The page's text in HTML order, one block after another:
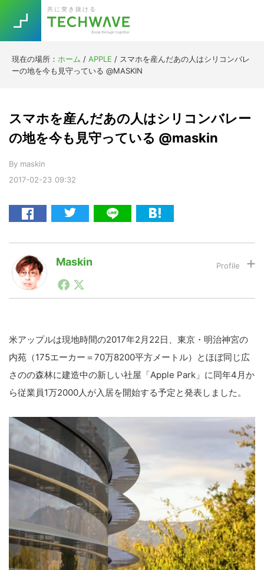
primary
navigation
main
content
primary
sidebar
footer
共に突き抜ける
現在の場所： ホーム / APPLE / スマホを産んだあの人はシリコンバレ
ーの地を今も見守っている @MASKIN
2017-02-23 09:32
スマホを産んだあの人はシリコンバレー
の地を今も見守っている @maskin
By maskin
Maskin
1990年代初頭から記者としてまた起業家としてITスタ
ートアップ業界のハードウェアからソフトウェアの事業
生から普及成長までを最前線で見てきた生き字引として
注目される。通信キャリアのニュースポータルの創業デ
スクとして数億PV事業に。世界最大IT系メディア（ス
ペイン）の元日本編集長、World Innovation Lab(WiL)
などを経て、現在、スタートアップ支援側の取り組みに
注力中。
米アップルは現地時間の2017年2月22日、東京・明治神宮の
内苑（175エーカー＝70万8200平方メートル）とほぼ同じ広
さのの森林に建造中の新しい社屋「Apple Park」に同年4月か
ら従業員1万2000人が入居を開始する予定と発表しました。
TOPICS
RE:LIFE
Re:Work
AI
Drone
[Startup]
[Voice Edition]
[YouTube]
投資家登録
Block Data Bank
Trend 今話題の注目キーワード
5G Asana テレワーク